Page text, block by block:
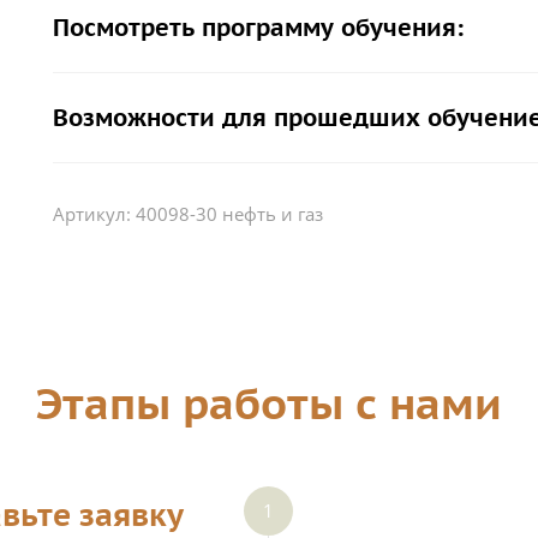
Посмотреть программу обучения:
Возможности для прошедших
Артикул: 40098-30 нефть и газ
Этапы работы с нами
заявку